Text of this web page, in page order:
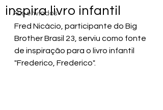
AL's enviados
inspira livro infantil
Fred Nicácio, participante do Big
Brother Brasil 23, serviu como fonte
de inspiração para o livro infantil
"Frederico, Frederico".